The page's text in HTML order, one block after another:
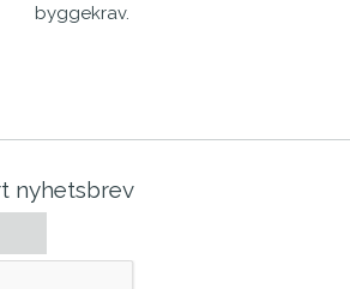
byggekrav.
nyhetsbrev